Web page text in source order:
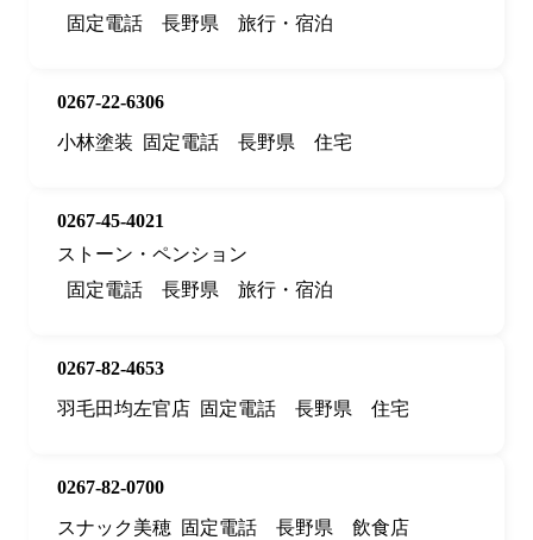
固定電話
長野県 旅行・宿泊
0267-22-6306
小林塗装
固定電話 長野県 住宅
0267-45-4021
ストーン・ペンション
固定電話
長野県 旅行・宿泊
0267-82-4653
羽毛田均左官店 固定電話 長野県 住宅
0267-82-0700
スナック美穂 固定電話 長野県 飲食店